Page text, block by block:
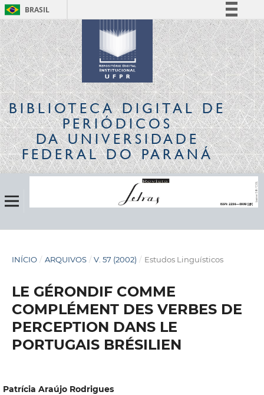
BRASIL
Simplifique!
Comunica BR
Participe
Acesso à informação
Legislação
Canais
BIBLIOTECA DIGITALDE
PERIÓDICOS
DA UNIVERSIDADE
FEDERAL DO PARANÁ
INÍCIO / ARQUIVOS / V. 57 (2002) / Estudos Linguísticos
LE GÉRONDIF COMME
COMPLÉMENT DES VERBES DE
PERCEPTION DANS LE
PORTUGAIS BRÉSILIEN
Patrícia Araújo Rodrigues